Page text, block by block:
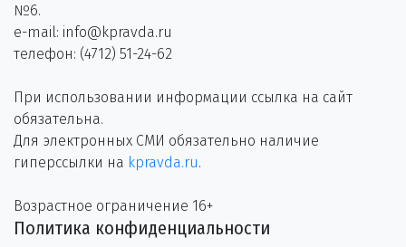
№6.
e-mail: info@kpravda.ru
телефон: (4712) 51-24-62
При использовании информации ссылка на сайт
обязательна.
Для электронных СМИ обязательно наличие
гиперссылки на kpravda.ru.
Возрастное ограничение 16+
Политика конфиденциальности